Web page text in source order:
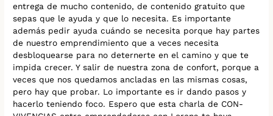
entrega de mucho contenido, de contenido gratuito que
sepas que le ayuda y que lo necesita. Es importante
además pedir ayuda cuándo se necesita porque hay partes
de nuestro emprendimiento que a veces necesita
desbloquearse para no deternerte en el camino y que te
impida crecer. Y salir de nuestra zona de confort, porque a
veces que nos quedamos ancladas en las mismas cosas,
pero hay que probar. Lo importante es ir dando pasos y
hacerlo teniendo foco. Espero que esta charla de CON-